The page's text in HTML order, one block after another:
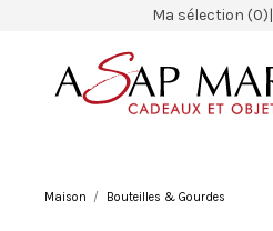
Ma sélection (0)|
Maison Bouteilles & Gourdes